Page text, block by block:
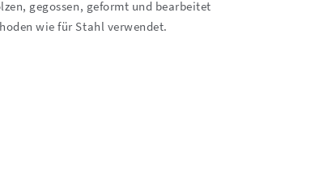
gegossen, geformt und bearbeitet
wie für Stahl verwendet.